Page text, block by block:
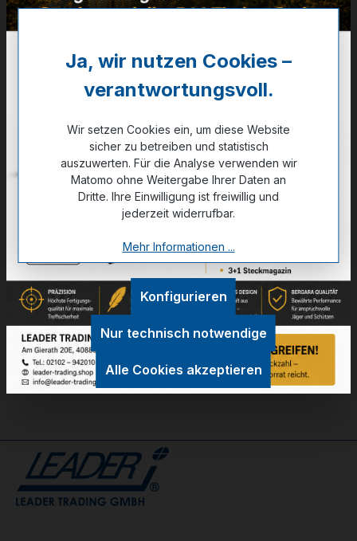
Artikelnummer:
27,00 €
✔ Auf Lager
Noch kein Kunde?Registrieren Sie sich jetzt.
Technische Daten
GPSR Information
Bewertungen
Ja, wir nutzen Cookies –
verantwortungsvoll.
Wir setzen Cookies ein, um diese Website
sicher zu betreiben und statistisch
auszuwerten. Für die Analyse verwenden wir
Matomo ohne Weitergabe Ihrer Daten an
Dritte. Ihre Einwilligung ist freiwillig und
jederzeit widerrufbar.
Mehr Informationen ...
Nur technisch notwendige
Konfigurieren
Alle Cookies akzeptieren